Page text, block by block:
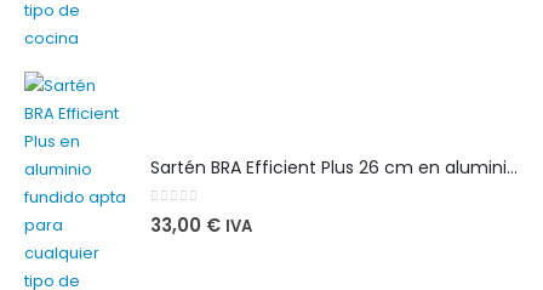
Sartén BRA Efficient Plus 26 cm en aluminio fundido apta para cualquier tipo de cocina
0out of 5
33,00 € IVA